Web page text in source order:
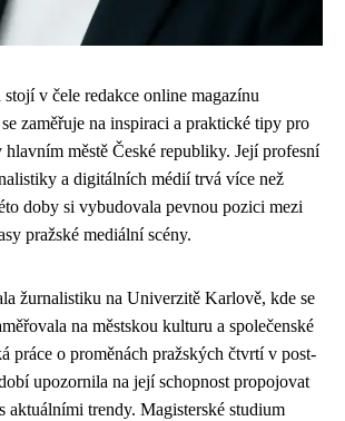
v čele redakce online magazínu
zaměřuje na inspiraci a praktické tipy pro
městě České republiky. Její profesní
a digitálních médií trvá více než
doby si vybudovala pevnou pozici mezi
pražské mediální scény.
žurnalistiku na Univerzitě Karlově, kde se
na městskou kulturu a společenské
práce o proměnách pražských čtvrtí v post-
upozornila na její schopnost propojovat
aktuálními trendy. Magisterské studium